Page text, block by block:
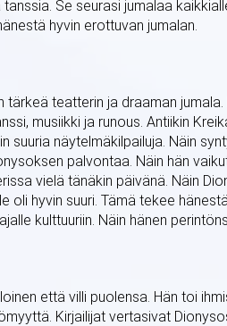
Se seurasi jumalaa
hyvin erottuvan jumalan.
teatterin ja draaman jumala.
musiikki ja runous. Antiikin
suuria näytelmäkilpailuja. Näin
palvontaa. Näin hän
vielä tänäkin päivänä. Näin
oli hyvin suuri. Tämä tekee
kulttuuriin. Näin hänen
että villi puolensa. Hän toi
Kirjailijat vertasivat